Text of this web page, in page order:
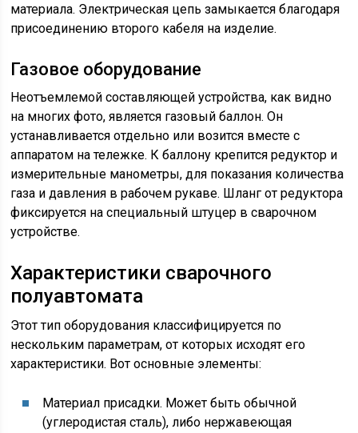
материала. Электрическая цепь замыкается благодаря
присоединению второго кабеля на изделие.
Газовое оборудование
Неотъемлемой составляющей устройства, как видно
на многих фото, является газовый баллон. Он
устанавливается отдельно или возится вместе с
аппаратом на тележке. К баллону крепится редуктор и
измерительные манометры, для показания количества
газа и давления в рабочем рукаве. Шланг от редуктора
фиксируется на специальный штуцер в сварочном
устройстве.
Характеристики сварочного
полуавтомата
Этот тип оборудования классифицируется по
нескольким параметрам, от которых исходят его
характеристики. Вот основные элементы:
Материал присадки. Может быть обычной
(углеродистая сталь), либо нержавеющая